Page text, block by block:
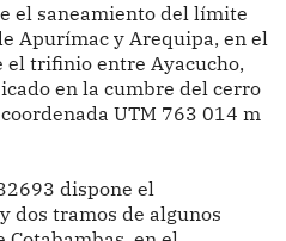
el saneamiento del límite
Apurímac y Arequipa, en el
trifinio entre Ayacucho,
en la cumbre del cerro
UTM 763 014 m
dispone el
dos tramos de algunos